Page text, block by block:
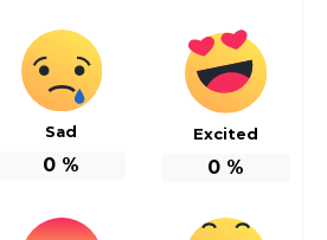
Sad
0 %
Excited
0 %